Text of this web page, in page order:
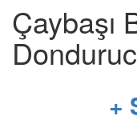
Çaybaşı
+